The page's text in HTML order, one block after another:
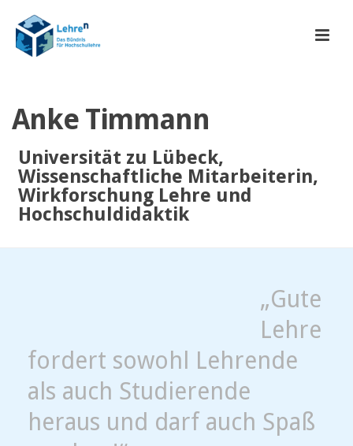
Anke Timmann
Universität zu Lübeck,
Wissenschaftliche Mitarbeiterin,
Wirkforschung Lehre und
Hochschuldidaktik
„Gute
Lehre
fordert sowohl Lehrende
als auch Studierende
heraus und darf auch Spaß